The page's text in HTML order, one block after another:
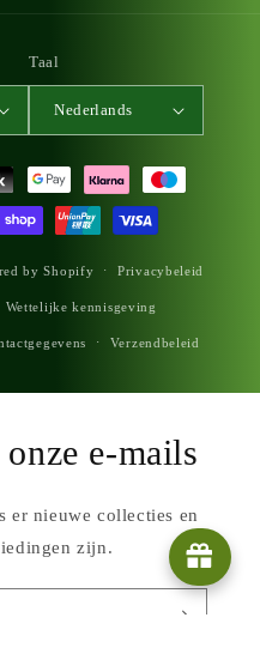
Taal
Nederlands
by Shopify Privacybeleid
Wettelijke kennisgeving
Verzendbeleid
e-mails
er nieuwe collecties en
zijn.